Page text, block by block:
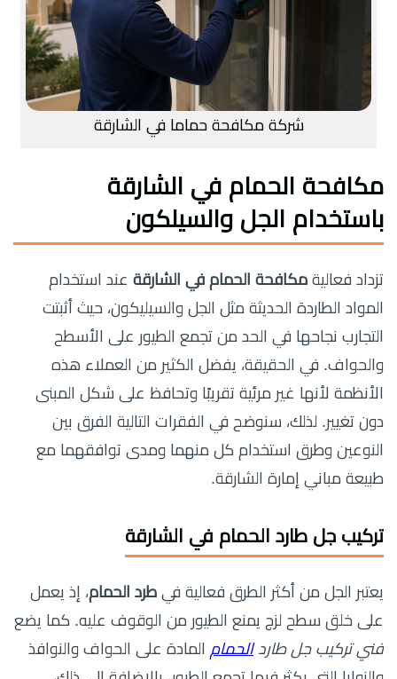
شركة مكافحة حماما في الشارقة
مكافحة الحمام في الشارقة
باستخدام الجل والسيلكون
تزداد فعالية مكافحة الحمام في الشارقة عند استخدام
المواد الطاردة الحديثة مثل الجل والسيليكون، حيث أثبتت
التجارب نجاحها في الحد من تجمع الطيور على الأسطح
والحواف. في الحقيقة، يفضل الكثير من العملاء هذه
الأنظمة لأنها غير مرئية تقريبًا وتحافظ على شكل المبنى
دون تغيير. لذلك، سنوضح في الفقرات التالية الفرق بين
النوعين وطرق استخدام كل منهما ومدى توافقهما مع
طبيعة مباني إمارة الشارقة.
تركيب جل طارد الحمام في الشارقة
يعتبر الجل من أكثر الطرق فعالية في طرد الحمام، إذ يعمل
على خلق سطح لزج يمنع الطيور من الوقوف عليه. كما يضع
فني تركيب جل طاردالحمام المادة على الحواف والنوافذ